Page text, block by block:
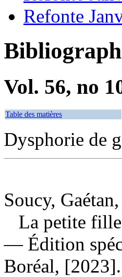
Refonte
Vol. 56, no
Table des matières
Dysphorie de
Soucy,
La petite
— Édition
Boréal,